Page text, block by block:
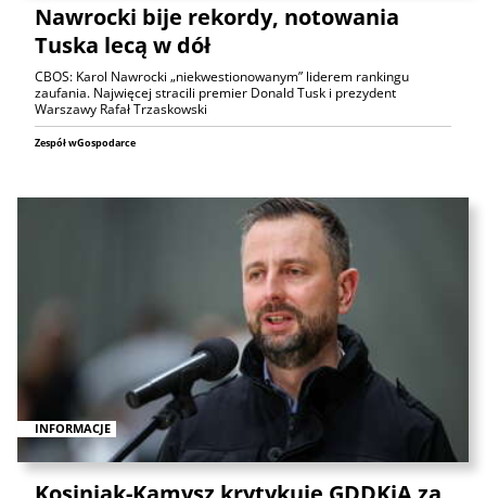
Nawrocki bije rekordy, notowania
Tuska lecą w dół
CBOS: Karol Nawrocki „niekwestionowanym” liderem rankingu
zaufania. Najwięcej stracili premier Donald Tusk i prezydent
Warszawy Rafał Trzaskowski
Zespół wGospodarce
INFORMACJE